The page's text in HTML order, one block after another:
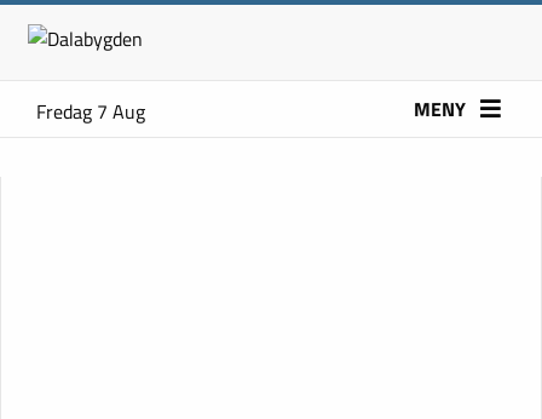
Fredag 7 Aug MENY